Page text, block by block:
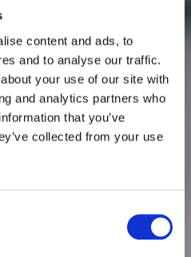
content and ads, to
and to analyse our traffic.
your use of our site with
and analytics partners who
that you’ve
collected from your use